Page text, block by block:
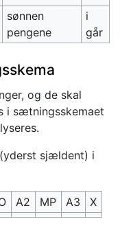
sønnen
pengene
i
går
og de skal
i sætningsskemaet
(yderst sjældent) i
A2 MP A3 X